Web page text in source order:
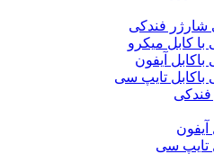
فندکی
کابل میکرو
آیفون
باکابل تایپ سی
آیفون
تایپ سی